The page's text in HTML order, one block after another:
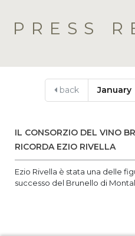
PRESS
back
IL CONSORZIO DEL VINO
RICORDA EZIO RIVELLA
Ezio Rivella è stata una delle
successo del Brunello di